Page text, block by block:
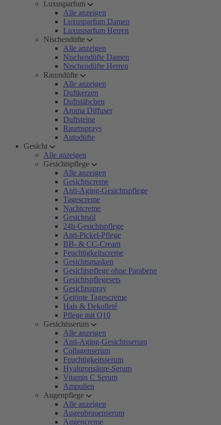
Luxusparfum
Alle anzeigen
Luxusparfum Damen
Luxusparfum Herren
Nischendüfte
Alle anzeigen
Nischendüfte Damen
Nischendüfte Herren
Raumdüfte
Alle anzeigen
Duftkerzen
Duftstäbchen
Aroma Diffuser
Duftsteine
Raumsprays
Autodüfte
Gesicht
Alle anzeigen
Gesichtspflege
Alle anzeigen
Gesichtscreme
Anti-Aging-Gesichtspflege
Tagescreme
Nachtcreme
Gesichtsöl
24h-Gesichtspflege
Anti-Pickel-Pflege
BB- & CC-Cream
Feuchtigkeitscreme
Gesichtsmasken
Gesichtspflege ohne Parabene
Gesichtspflegesets
Gesichtsspray
Getönte Tagescreme
Hals & Dekolleté
Pflege mit Q10
Gesichtsserum
Alle anzeigen
Anti-Aging-Gesichtsserum
Collagenserum
Feuchtigkeitsserum
Hyaluronsäure-Serum
Vitamin C Serum
Ampullen
Augenpflege
Alle anzeigen
Augenbrauenserum
Augencreme